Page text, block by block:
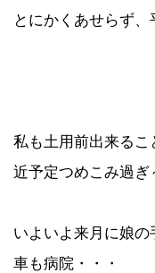
とにかくあせらず、
私も土用前出来る
近予定つめこみ過ぎ
いよいよ来月に娘
車も病院・・・